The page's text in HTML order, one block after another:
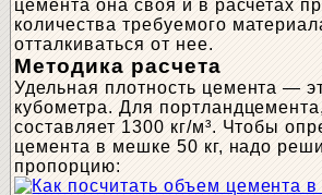
цемента она своя и в расчетах
количества требуемого
отталкиваться от нее.
Методика расчета
Удельная плотность цемента —
кубометра. Для
составляет 1300 кг/м³. Чтобы
цемента в мешке 50 кг, надо
пропорцию: